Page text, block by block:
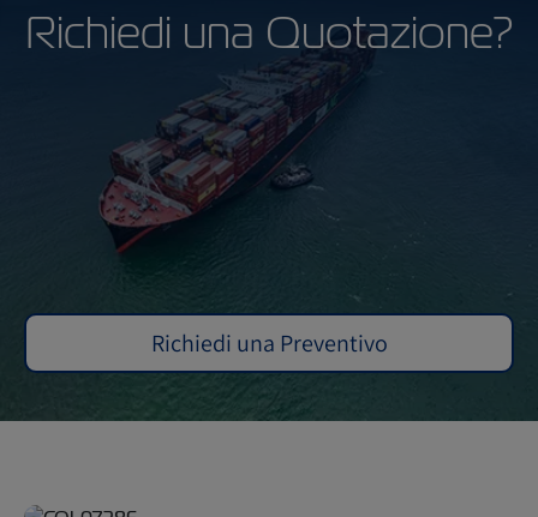
Richiedi una Quotazione?
Richiedi una Preventivo